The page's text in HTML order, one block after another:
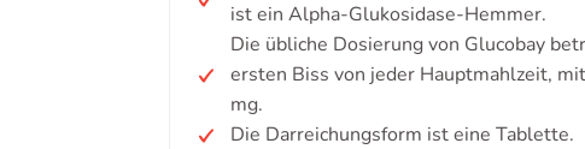
ist ein Alpha-Glukosidase-Hemmer.
Die übliche Dosierung von Glucobay
ersten Biss von jeder Hauptmahlzeit,
mg.
Die Darreichungsform ist eine Tablette.